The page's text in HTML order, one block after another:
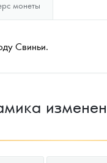
монеты
Свиньи.